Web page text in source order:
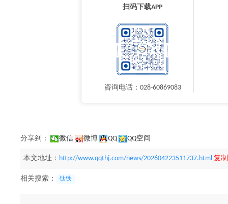
扫码下载APP
咨询电话：028-60869083
分享到： 微信 微博 QQ QQ空间
本文地址： http://www.qqthj.com/news/202604223511737.html 复
相关搜索： 钛铁